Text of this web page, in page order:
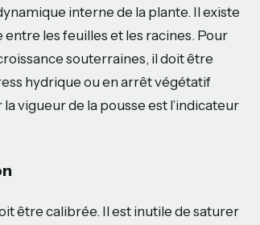
interne de la plante. Il existe
les feuilles et les racines. Pour
souterraines, il doit être
hydrique ou en arrêt végétatif
vigueur de la pousse est l’indicateur
être calibrée. Il est inutile de saturer